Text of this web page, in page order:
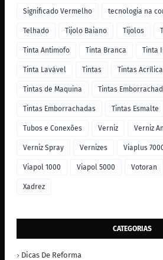
Significado Vermelho tecnologia na
Telhado Tijolo Baiano Tijolos
Tinta Antimofo Tinta Branca Tinta
Tinta Lavável Tintas Tintas
Tintas de Maquina Tintas
Tintas Emborrachadas Tintas Esmalte
Tubos e Conexões Verniz Verniz
Verniz Spray Vernizes Viaplus
Viapol 1000 Viapol 5000 Votoran
Xadrez
CATEGORIAS
Dicas De Reforma